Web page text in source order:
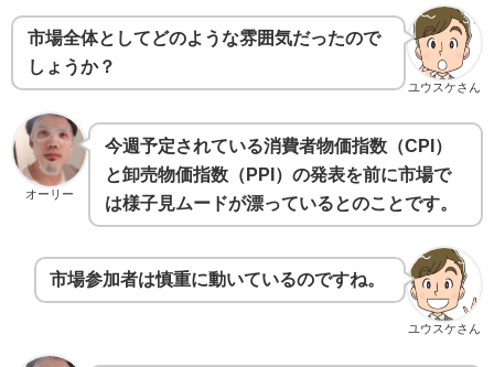
ユウスケさん
市場全体としてどのような雰囲気だったので
しょうか？
オーリー
今週予定されている消費者物価指数（CPI）
と卸売物価指数（PPI）の発表を前に市場で
は様子見ムードが漂っているとのことです。
ユウスケさん
市場参加者は慎重に動いているのですね。